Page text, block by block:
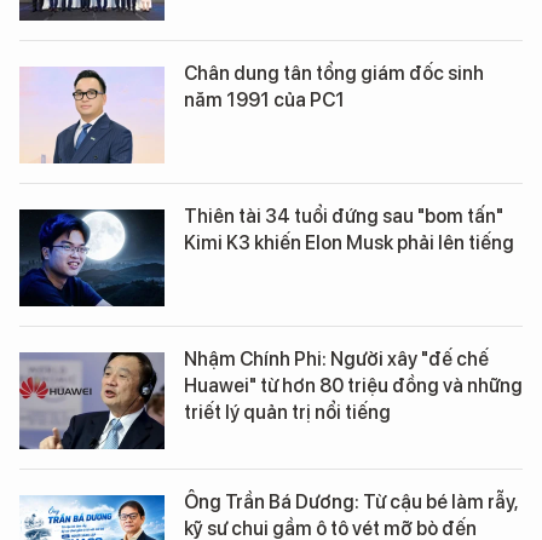
Chân dung tân tổng giám đốc sinh
năm 1991 của PC1
Thiên tài 34 tuổi đứng sau "bom tấn"
Kimi K3 khiến Elon Musk phải lên tiếng
Nhậm Chính Phi: Người xây "đế chế
Huawei" từ hơn 80 triệu đồng và những
triết lý quản trị nổi tiếng
Ông Trần Bá Dương: Từ cậu bé làm rẫy,
kỹ sư chui gầm ô tô vét mỡ bò đến